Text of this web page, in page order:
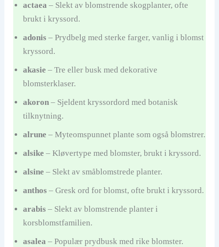
actaea – Slekt av blomstrende skogplanter, ofte
brukt i kryssord.
adonis – Prydbelg med sterke farger, vanlig i blomst
kryssord.
akasie – Tre eller busk med dekorative
blomsterklaser.
akoron– Sjeldent kryssordord med botanisk
tilknytning.
alrune – Myteomspunnet plante som også blomstrer.
alsike – Kløvertype med blomster, brukt i kryssord.
alsine – Slekt av småblomstrede planter.
anthos – Gresk ord for blomst, ofte brukt i kryssord.
arabis – Slekt av blomstrende planter i
korsblomstfamilien.
asalea – Populær prydbusk med rike blomster.